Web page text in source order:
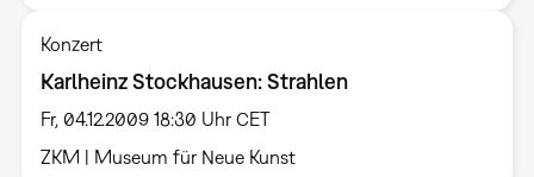
Konzert
Karlheinz Stockhausen: Strahlen
Fr, 04.12.2009 18:30 Uhr CET
ZKM | Museum für Neue Kunst